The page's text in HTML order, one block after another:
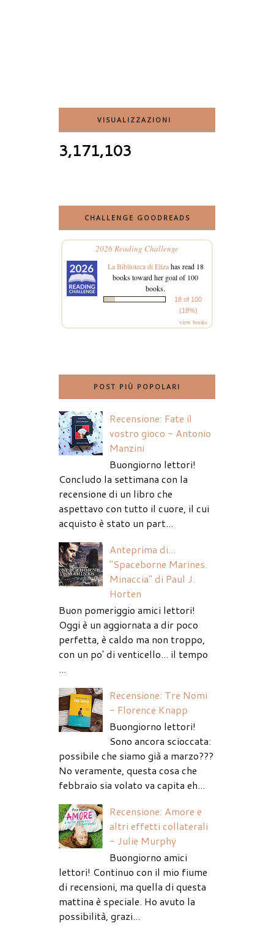
VISUALIZZAZIONI
3,171,103
CHALLENGE GOODREADS
2026 Reading Challenge
La Biblioteca di Elizahas read 18
books toward her goal of 100
books.
18 of 100
(18%)
view books
POST PIÙ POPOLARI
Recensione: Fate il
vostro gioco - Antonio
Manzini
Buongiorno lettori!
Concludo la settimana con la
recensione di un libro che
aspettavo con tutto il cuore, il cui
acquisto è stato un part...
Anteprima di...
"Spaceborne Marines.
Minaccia" di Paul J.
Horten
Buon pomeriggio amici lettori!
Oggi è un aggiornata a dir poco
perfetta, è caldo ma non troppo,
con un po' di venticello... il tempo
...
Recensione: Tre Nomi
- Florence Knapp
Buongiorno lettori!
Sono ancora scioccata:
possibile che siamo già a marzo???
No veramente, questa cosa che
febbraio sia volato va capita eh...
Recensione: Amore e
altri effetti collaterali
- Julie Murphy
Buongiorno amici
lettori! Continuo con il mio fiume
di recensioni, ma quella di questa
mattina è speciale. Ho avuto la
possibilità, grazi...